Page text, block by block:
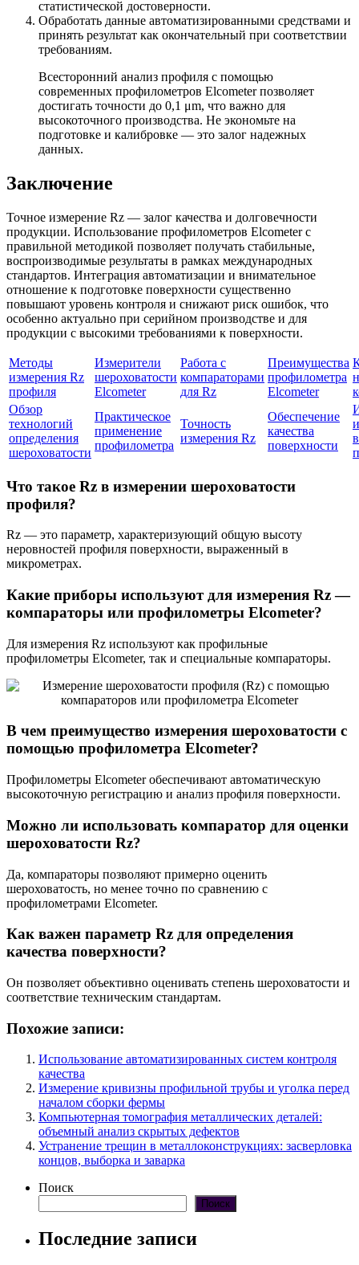
статистической достоверности.
Обработать данные автоматизированными средствами и
принять результат как окончательный при соответствии
требованиям.
Всесторонний анализ профиля с помощью
современных профилометров Elcometer позволяет
достигать точности до 0,1 μm, что важно для
высокоточного производства. Не экономьте на
подготовке и калибровке — это залог надежных
данных.
Заключение
Точное измерение Rz — залог качества и долговечности
продукции. Использование профилометров Elcometer с
правильной методикой позволяет получать стабильные,
воспроизводимые результаты в рамках международных
стандартов. Интеграция автоматизации и внимательное
отношение к подготовке поверхности существенно
повышают уровень контроля и снижают риск ошибок, что
особенно актуально при серийном производстве и для
продукции с высокими требованиями к поверхности.
Методы
измерения Rz
профиля
Измерители
шероховатости
Elcometer
Работа с
компараторами
для Rz
Преимущества
профилометра
Elcometer
Обзор
технологий
определения
шероховатости
Практическое
применение
профилометра
Точность
измерения Rz
Обеспечение
качества
поверхности
в
Что такое Rz в измерении шероховатости
профиля?
Rz — это параметр, характеризующий общую высоту
неровностей профиля поверхности, выраженный в
микрометрах.
Какие приборы используют для измерения Rz —
компараторы или профилометры Elcometer?
Для измерения Rz используют как профильные
профилометры Elcometer, так и специальные компараторы.
В чем преимущество измерения шероховатости с
помощью профилометра Elcometer?
Профилометры Elcometer обеспечивают автоматическую
высокоточную регистрацию и анализ профиля поверхности.
Можно ли использовать компаратор для оценки
шероховатости Rz?
Да, компараторы позволяют примерно оценить
шероховатость, но менее точно по сравнению с
профилометрами Elcometer.
Как важен параметр Rz для определения
качества поверхности?
Он позволяет объективно оценивать степень шероховатости и
соответствие техническим стандартам.
Похожие записи:
Использование автоматизированных систем контроля
качества
Измерение кривизны профильной трубы и уголка перед
началом сборки фермы
Компьютерная томография металлических деталей:
объемный анализ скрытых дефектов
Устранение трещин в металлоконструкциях: засверловка
концов, выборка и заварка
Поиск
Поиск
Последние записи